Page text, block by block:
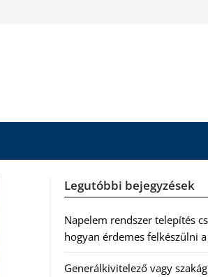
Legutóbbi bejegyzések
Napelem rendszer telepítés
hogyan érdemes felkészülni
Generálkivitelező vagy